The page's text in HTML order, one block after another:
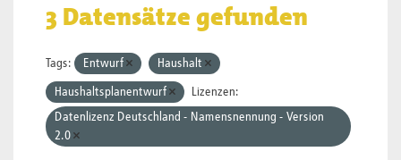
3 Datensätze gefunden
Tags: Entwurf Haushalt
Haushaltsplanentwurf
Lizenzen:
Datenlizenz Deutschland - Namensnennung - Version
2.0